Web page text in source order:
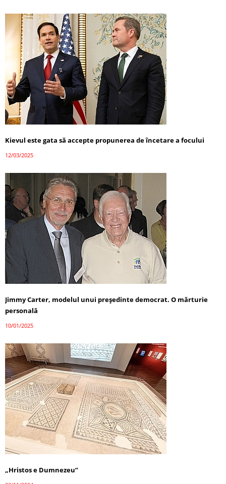
Kievul este gata să accepte propunerea de încetare a focului
12/03/2025
Jimmy Carter, modelul unui președinte democrat. O mărturie
personală
10/01/2025
„Hristos e Dumnezeu”